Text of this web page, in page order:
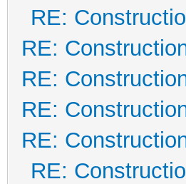
RE:
RE:
RE:
RE:
RE:
RE: